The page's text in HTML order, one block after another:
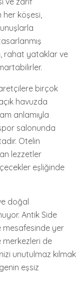
köşesi,
rahat yataklar ve
birçok
havuzda
anlamıyla
salonunda
Otelin
lezzetler
eşliğinde
doğal
Antik Side
mesafesinde yer
merkezleri de
unutulmaz kılmak
eşsiz